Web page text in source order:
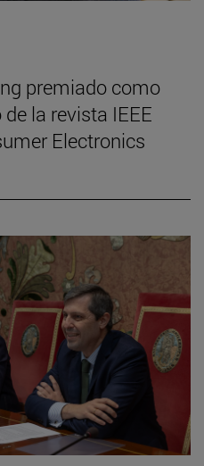
premiado como
la revista IEEE
Electronics